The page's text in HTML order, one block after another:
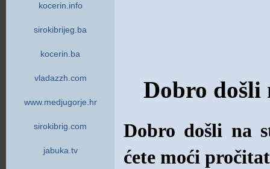
kocerin.info
sirokibrijeg.ba
kocerin.ba
vladazzh.com
www.medjugorje.hr
sirokibrig.com
jabuka.tv
Dobro došli
Dobro došli na
ćete moći